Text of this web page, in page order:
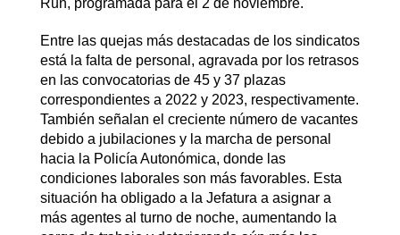
Entre las quejas más destacadas de los sindicatos
está la falta de personal, agravada por los retrasos
en las convocatorias de 45 y 37 plazas
correspondientes a 2022 y 2023, respectivamente.
También señalan el creciente número de vacantes
debido a jubilaciones y la marcha de personal
hacia la Policía Autonómica, donde las
condiciones laborales son más favorables. Esta
situación ha obligado a la Jefatura a asignar a
más agentes al turno de noche, aumentando la